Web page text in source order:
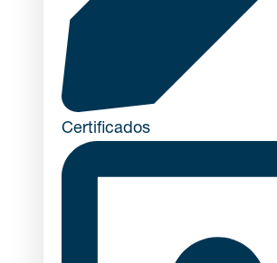
Certificados